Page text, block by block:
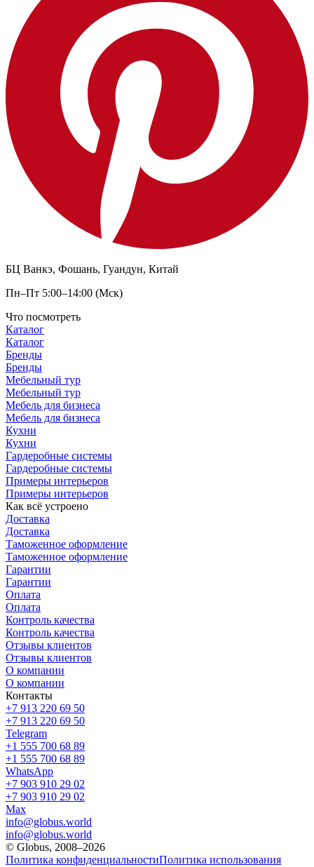
БЦ Ванкэ, Фошань, Гуандун, Китай
Пн–Пт 5:00–14:00 (Мск)
Что посмотреть
Каталог
Каталог
Бренды
Бренды
Мебельный тур
Мебельный тур
Мебель для бизнеса
Мебель для бизнеса
Кухни
Кухни
Гардеробные системы
Гардеробные системы
Примеры интерьеров
Примеры интерьеров
Как всё устроено
Доставка
Доставка
Таможенное оформление
Таможенное оформление
Гарантии
Гарантии
Оплата
Оплата
Контроль качества
Контроль качества
Отзывы клиентов
Отзывы клиентов
О компании
О компании
Контакты
+7 913 220 69 50
+7 913 220 69 50
Telegram
+1 555 700 68 89
+1 555 700 68 89
WhatsApp
+7 903 910 29 02
+7 903 910 29 02
Max
info@globus.world
info@globus.world
© Globus, 2008–2026
Политика конфиденциальностиПолитика использования